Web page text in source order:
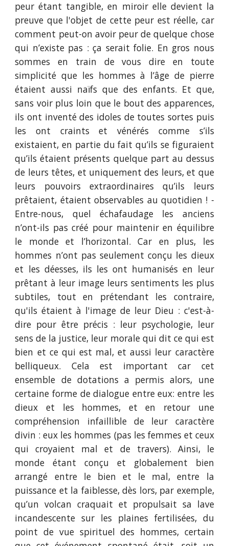
peur étant tangible, en miroir elle devient la
preuve que l'objet de cette peur est réelle, car
comment peut-on avoir peur de quelque chose
qui n’existe pas : ça serait folie. En gros nous
sommes en train de vous dire en toute
simplicité que les hommes à l’âge de pierre
étaient aussi naïfs que des enfants. Et que,
sans voir plus loin que le bout des apparences,
ils ont inventé des idoles de toutes sortes puis
les ont craints et vénérés comme s’ils
existaient, en partie du fait qu’ils se figuraient
qu’ils étaient présents quelque part au dessus
de leurs têtes, et uniquement des leurs, et que
leurs pouvoirs extraordinaires qu’ils leurs
prêtaient, étaient observables au quotidien ! -
Entre-nous, quel échafaudage les anciens
n’ont-ils pas créé pour maintenir en équilibre
le monde et l’horizontal. Car en plus, les
hommes n’ont pas seulement conçu les dieux
et les déesses, ils les ont humanisés en leur
prêtant à leur image leurs sentiments les plus
subtiles, tout en prétendant les contraire,
qu'ils étaient à l'image de leur Dieu : c'est-à-
dire pour être précis : leur psychologie, leur
sens de la justice, leur morale qui dit ce qui est
bien et ce qui est mal, et aussi leur caractère
belliqueux. Cela est important car cet
ensemble de dotations a permis alors, une
certaine forme de dialogue entre eux: entre les
dieux et les hommes, et en retour une
compréhension infaillible de leur caractère
divin : eux les hommes (pas les femmes et ceux
qui croyaient mal et de travers). Ainsi, le
monde étant conçu et globalement bien
arrangé entre le bien et le mal, entre la
puissance et la faiblesse, dès lors, par exemple,
qu’un volcan craquait et propulsait sa lave
incandescente sur les plaines fertilisées, du
point de vue spirituel des hommes, certain